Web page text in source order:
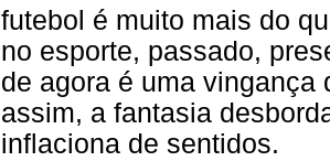
futebol é muito mais do
no esporte, passado,
de agora é uma vingança
assim, a fantasia
inflaciona de sentidos.